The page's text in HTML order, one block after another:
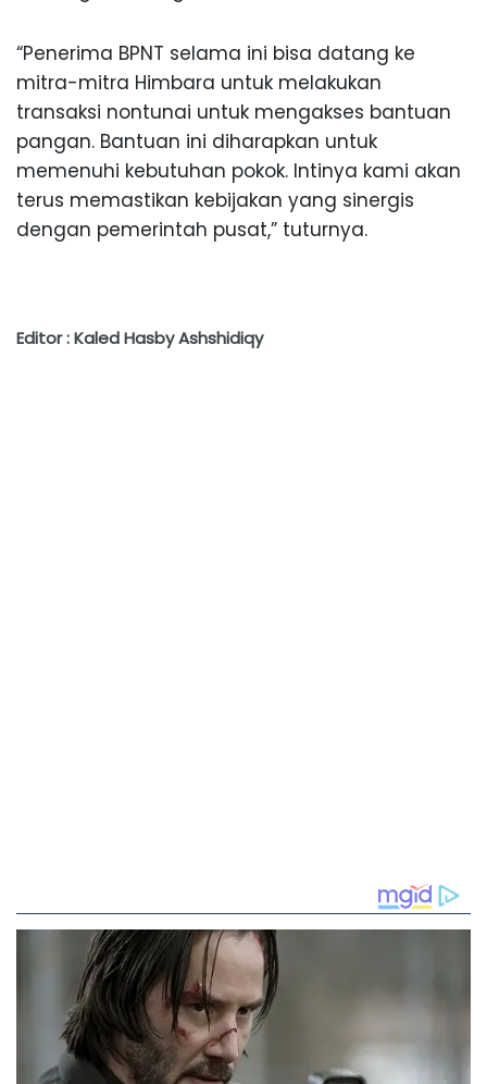
“Penerima BPNT selama ini bisa datang ke
mitra-mitra Himbara untuk melakukan
transaksi nontunai untuk mengakses bantuan
pangan. Bantuan ini diharapkan untuk
memenuhi kebutuhan pokok. Intinya kami akan
terus memastikan kebijakan yang sinergis
dengan pemerintah pusat,” tuturnya.
Editor : Kaled Hasby Ashshidiqy